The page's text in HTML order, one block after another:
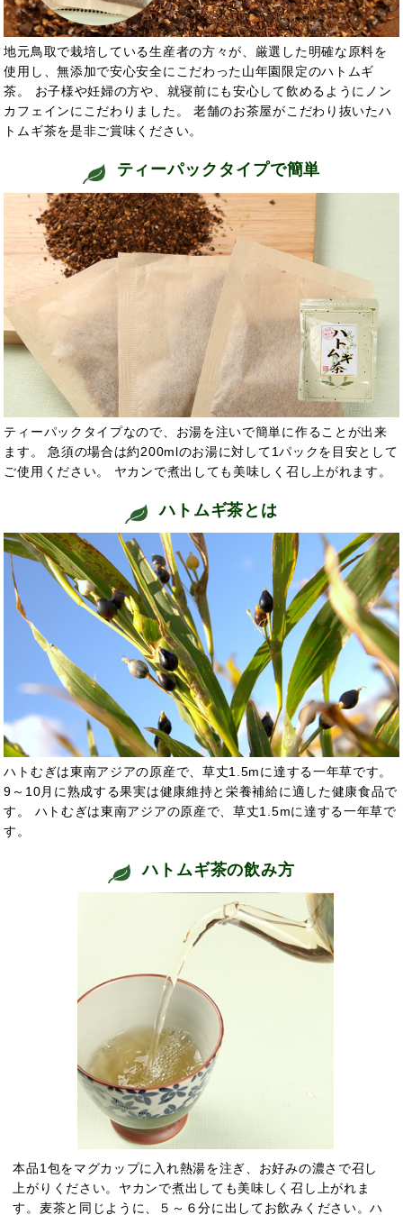
地元鳥取で栽培している生産者の方々が、厳選した明確な原料を
使用し、無添加で安心安全にこだわった山年園限定のハトムギ
茶。 お子様や妊婦の方や、就寝前にも安心して飲めるようにノン
カフェインにこだわりました。 老舗のお茶屋がこだわり抜いたハ
トムギ茶を是非ご賞味ください。
ティーパックタイプで簡単
ティーパックタイプなので、お湯を注いで簡単に作ることが出来
ます。 急須の場合は約200mlのお湯に対して1パックを目安として
ご使用ください。 ヤカンで煮出しても美味しく召し上がれます。
ハトムギ茶とは
ハトむぎは東南アジアの原産で、草丈1.5mに達する一年草です。
9～10月に熟成する果実は健康維持と栄養補給に適した健康食品で
す。 ハトむぎは東南アジアの原産で、草丈1.5mに達する一年草で
す。
ハトムギ茶の飲み方
本品1包をマグカップに入れ熱湯を注ぎ、お好みの濃さで召し
上がりください。ヤカンで煮出しても美味しく召し上がれま
す。麦茶と同じように、５～６分に出してお飲みください。ハ